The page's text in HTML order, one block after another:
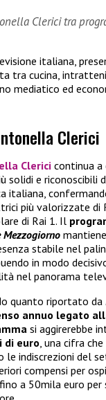
Clerici tra
italiana,
tra cucina,
mediatico ed
Clerici
Clericicontinua a
solidi e riconoscibili
italiana,
più valorizzate di
di Rai 1. Il
Mezzogiorno
stabile nel
in modo
nel panorama
quanto riportato da
annuo legato
si aggirerebbe
di euro, una cifra
le indiscrezioni del
compensi per
a 50mila euro per